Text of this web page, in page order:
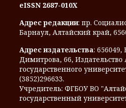
eISSN 2687-010X
Адрес редакции: пр.
Барнаул, Алтайский край,
Адрес издательства: 656049,
Димитрова, 66, Издательство
государственного
(3852)296633.
Учредитель: ФГБОУ ВО
государственный